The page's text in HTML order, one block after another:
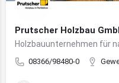
Prutscher Holzbau
08366/98480-0